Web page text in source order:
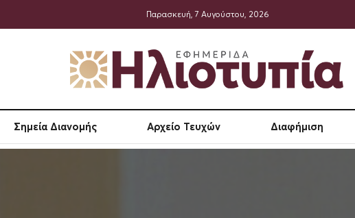
Παρασκευή, 7 Αυγούστου, 2026
Εφημερίδα
Σημεία Διανομής Αρχείο Τευχών Διαφήμιση